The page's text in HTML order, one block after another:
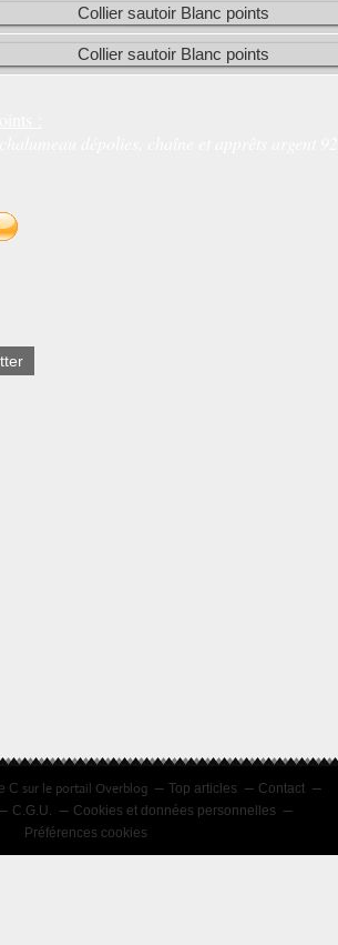
C sur le portail Overblog Top articles
Contact
C.G.U.
Cookies et données personnelles
Préférences cookies